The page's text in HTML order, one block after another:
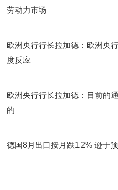
劳动力市场
欧洲央行行长拉加德：欧洲央
度反应
欧洲央行行长拉加德：目前的
的
德国8月出口按月跌1.2% 逊于